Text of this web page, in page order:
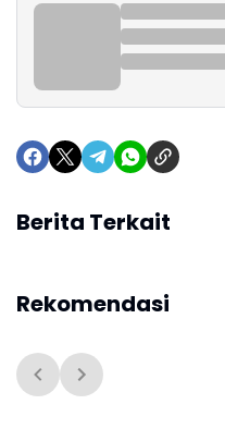
Berita Terkait
Rekomendasi